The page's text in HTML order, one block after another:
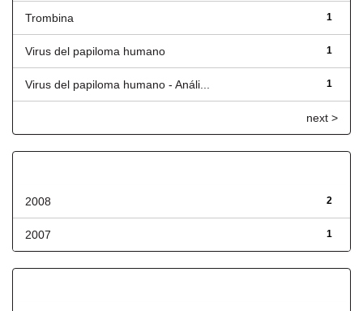
1
Trombina
1
Virus del papiloma humano
1
Virus del papiloma humano - Análi...
next >
2
2008
1
2007